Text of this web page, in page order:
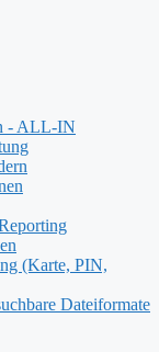
- ALL-IN
(Karte, PIN,
Dateiformate